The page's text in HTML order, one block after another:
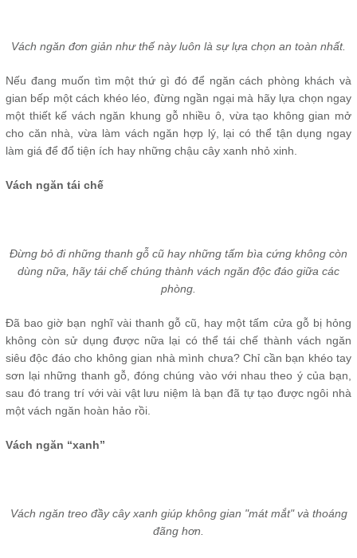
Vách ngăn đơn giản như thế này luôn là sự lựa chọn an toàn nhất.
Nếu đang muốn tìm một thứ gì đó để ngăn cách phòng khách và
gian bếp một cách khéo léo, đừng ngần ngại mà hãy lựa chọn ngay
một thiết kế vách ngăn khung gỗ nhiều ô, vừa tạo không gian mở
cho căn nhà, vừa làm vách ngăn hợp lý, lại có thể tận dụng ngay
làm giá để đổ tiện ích hay những chậu cây xanh nhỏ xinh.
Vách ngăn tái chế
Đừng bỏ đi những thanh gỗ cũ hay những tấm bìa cứng không còn
dùng nữa, hãy tái chế chúng thành vách ngăn độc đáo giữa các
phòng.
Đã bao giờ bạn nghĩ vài thanh gỗ cũ, hay một tấm cửa gỗ bị hỏng
không còn sử dụng được nữa lại có thể tái chế thành vách ngăn
siêu độc đáo cho không gian nhà mình chưa? Chỉ cần bạn khéo tay
sơn lại những thanh gỗ, đóng chúng vào với nhau theo ý của bạn,
sau đó trang trí với vài vật lưu niệm là bạn đã tự tạo được ngôi nhà
một vách ngăn hoàn hảo rồi.
Vách ngăn “xanh”
Vách ngăn treo đầy cây xanh giúp không gian "mát mắt" và thoáng
đãng hơn.